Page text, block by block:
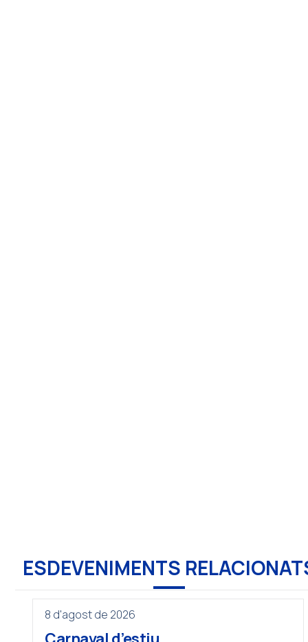
ESDEVENIMENTS
8 d'agost de 2026